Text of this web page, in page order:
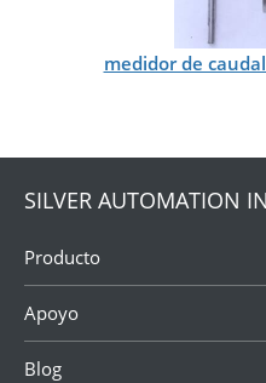
medidor de
SILVER AUTOMATION
Producto
Apoyo
Blog